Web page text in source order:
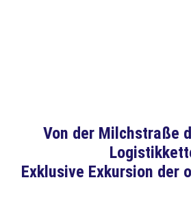
Von der Milchstraße
Exklusive Exkursion der